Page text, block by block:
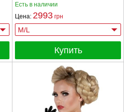
Есть в наличии
Цена: 2993 грн
Купить